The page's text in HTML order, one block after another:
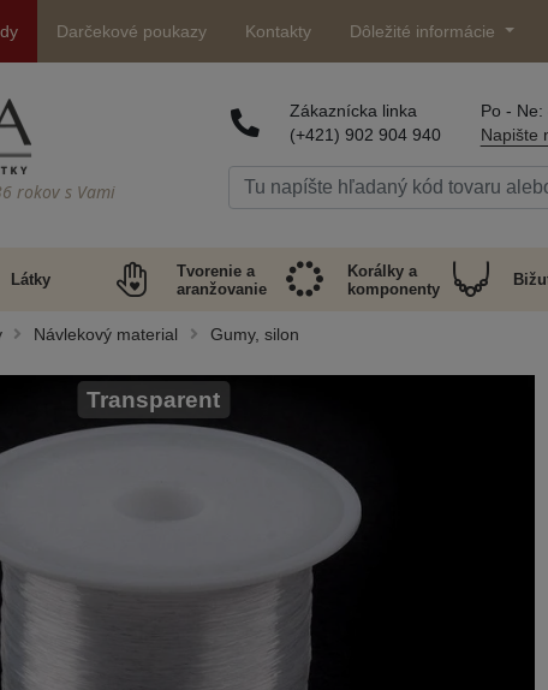
Darčekové poukazy Kontakty Dôležité informácie
rokov s Vami
Zákaznícka linka
(+421) 902 904 940
Po -
Napište
Látky
Tvorenie a
aranžovanie
Korálky a
komponenty
Návlekový material Gumy, silon
Transparent